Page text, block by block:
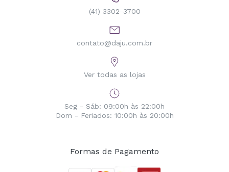
(41) 3302-3700
contato@daju.com.br
Ver todas as lojas
Seg - Sáb: 09:00h às 22:00h
Dom - Feriados: 10:00h às 20:00h
Formas de Pagamento